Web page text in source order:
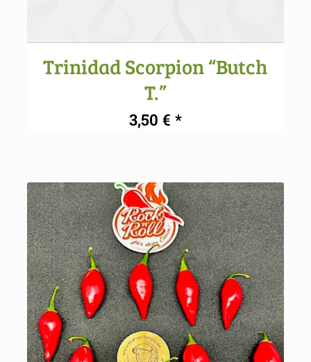
Trinidad Scorpion “Butch
T.”
3,50 €